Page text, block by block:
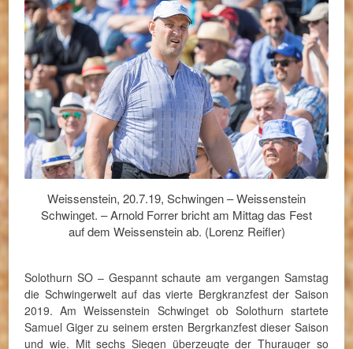
Weissenstein, 20.7.19, Schwingen – Weissenstein
Schwinget. – Arnold Forrer bricht am Mittag das Fest
auf dem Weissenstein ab. (Lorenz Reifler)
Solothurn SO – Gespannt schaute am vergangen Samstag
die Schwingerwelt auf das vierte Bergkranzfest der Saison
2019. Am Weissenstein Schwinget ob Solothurn startete
Samuel Giger zu seinem ersten Bergrkanzfest dieser Saison
und wie. Mit sechs Siegen überzeugte der Thurauger so